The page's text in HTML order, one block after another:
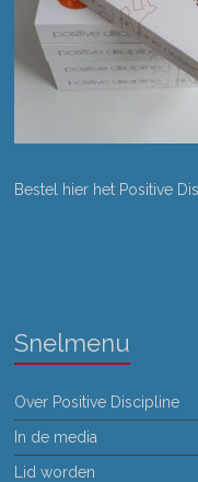
Bestel hier het Positive
Snelmenu
Over Positive Discipline
In de media
Lid worden